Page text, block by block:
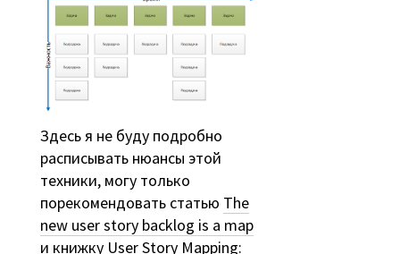
Здесь я не буду подробно
расписывать нюансы этой
техники, могу только
порекомендовать статью The
new user story backlog is a map
и книжку User Story Mapping: